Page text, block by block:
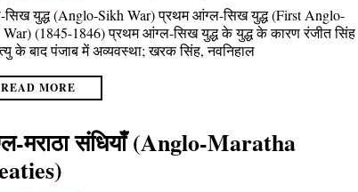
युद्ध (Anglo-Sikh War) प्रथम आंग्ल-सिख युद्ध (First Anglo-
(1845-1846) प्रथम आंग्ल-सिख युद्ध के युद्ध के कारण रंजीत सिंह
के बाद पंजाब में अव्यवस्था; खरक सिंह, नवनिहाल
READ MORE
मराठा संधियाँ (Anglo-Maratha